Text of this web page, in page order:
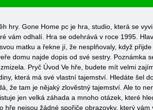
hry. Gone Home pc je hra, studio, která se
vám odhalí. Hra se odehrává v roce 1995.
matku a řekne jí, že nesplňovaly, když
domu najde dopis od své sestry.
Pryč Úvod Ve hře, budete mít velmi
která má své vlastní tajemství. Hledáte šel
že tam je nějaký zlověstný tajemství. Ale to
jen velká záhada a mnoho otázek, které
nejsou žádné spořiče obrazovky, který